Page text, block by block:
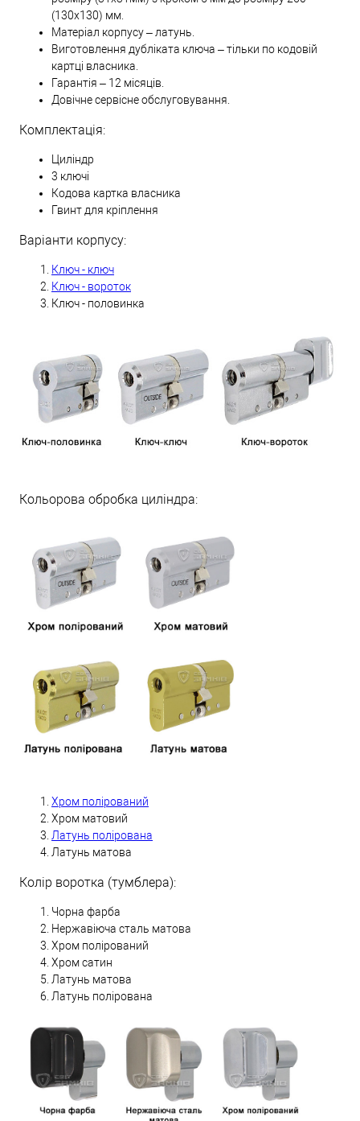
(130х130) мм.
Матеріал корпусу – латунь.
Виготовлення дубліката ключа – тільки по кодовій
картці власника.
Гарантія – 12 місяців.
Довічне сервісне обслуговування.
Комплектація:
Циліндр
3 ключі
Кодова картка власника
Гвинт для кріплення
Варіанти корпусу:
Ключ - ключ
Ключ - вороток
Ключ - половинка
Кольорова обробка циліндра:
Хром полірований
Хром матовий
Латунь полірована
Латунь матова
Колір воротка (тумблера):
Чорна фарба
Нержавіюча сталь матова
Хром полірований
Хром сатин
Латунь матова
Латунь полірована